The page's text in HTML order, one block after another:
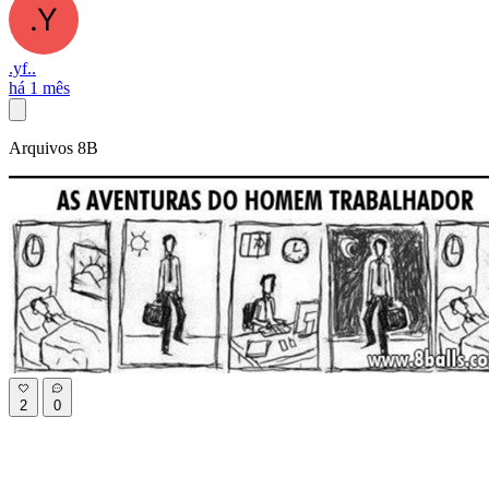
.yf..
há 1 mês
Arquivos 8B
2 0